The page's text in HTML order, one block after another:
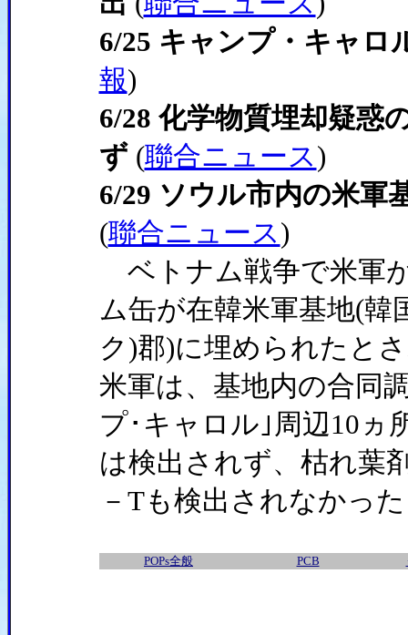
6/25 キャンプ・キャロ
報)
6/28 化学物質埋却疑惑
ず (聯合ニュース)
6/29 ソウル市内の米軍
(聯合ニュース)
ベトナム戦争で米軍
ム缶が在韓米軍基地(韓
ク)郡)に埋められたと
米軍は、基地内の合同
プ･キャロル｣周辺10ヵ
は検出されず、枯れ葉
－Tも検出されなかっ
POPs全般 PCB